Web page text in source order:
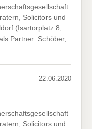
Solicitors und
(Isartorplatz 8,
Partner: Schöber,
22.06.2020
Solicitors und